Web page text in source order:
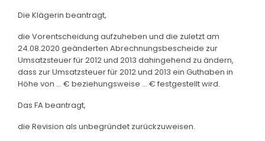
Die Klägerin beantragt,
die Vorentscheidung aufzuheben und die zuletzt am
24.08.2020 geänderten Abrechnungsbescheide zur
Umsatzsteuer für 2012 und 2013 dahingehend zu ändern,
dass zur Umsatzsteuer für 2012 und 2013 ein Guthaben in
Höhe von ... € beziehungsweise ... € festgestellt wird.
Das FA beantragt,
die Revision als unbegründet zurückzuweisen.